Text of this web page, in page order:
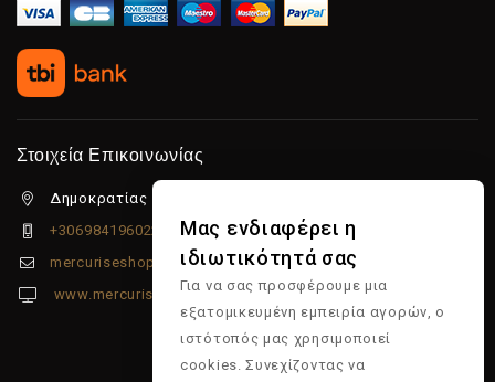
Στοιχεία Επικοινωνίας
Δημοκρατίας 5β Λιμένας Χερσονήσου, 70014
+306984196022
mercuriseshop@gmail.com
www.mercuriseshop.gr
Μας ενδιαφέρει η
ιδιωτικότητά σας
Για να σας προσφέρουμε μια
εξατομικευμένη εμπειρία αγορών, ο
ιστότοπός μας χρησιμοποιεί
cookies. Συνεχίζοντας να